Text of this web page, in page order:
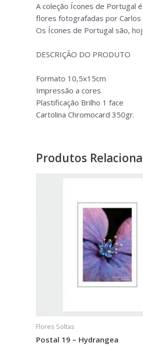
A coleção Ícones de Portugal
flores fotografadas por Carlos
Os Ícones de Portugal são,
DESCRIÇÃO DO PRODUTO
Formato 10,5x15cm
Impressão a cores
Plastificação Brilho 1 face
Cartolina Chromocard 350gr.
Produtos
Flores Soltas
Postal 19 – Hydrangea